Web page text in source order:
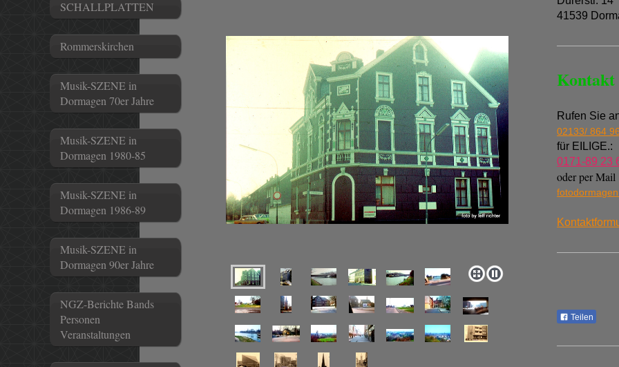
SCHALLPLATTEN
Rommerskirchen
Musik-SZENE in
Dormagen 70er Jahre
Musik-SZENE in
Dormagen 1980-85
Musik-SZENE in
Dormagen 1986-89
Musik-SZENE in
Dormagen 90er Jahre
NGZ-Berichte Bands
Personen
Veranstaltungen
41539
Kontakt
Rufen Sie
02133/ 864
für EILIGE.:
0171-89 23
oder per Mail
Teilen